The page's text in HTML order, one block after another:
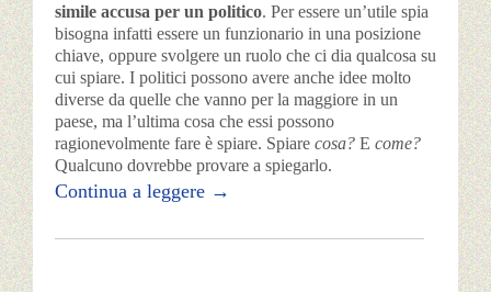
simile accusa per un politico. Per essere un’utile spia
bisogna infatti essere un funzionario in una posizione
chiave, oppure svolgere un ruolo che ci dia qualcosa su
cui spiare. I politici possono avere anche idee molto
diverse da quelle che vanno per la maggiore in un
paese, ma l’ultima cosa che essi possono
ragionevolmente fare è spiare. Spiare cosa? E come?
Qualcuno dovrebbe provare a spiegarlo.
Continua a leggere →